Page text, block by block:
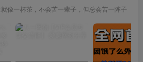
就像一杯茶，不会苦一辈子，但总会苦一阵子